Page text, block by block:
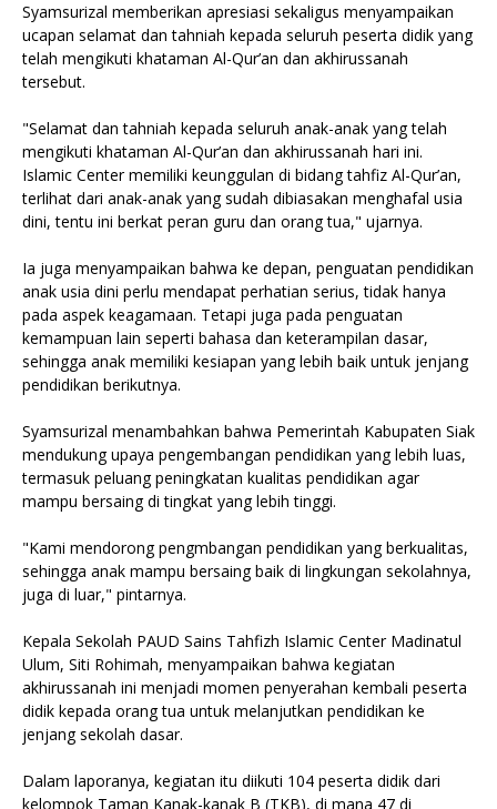
Syamsurizal memberikan apresiasi sekaligus menyampaikan
ucapan selamat dan tahniah kepada seluruh peserta didik yang
telah mengikuti khataman Al-Qur’an dan akhirussanah
tersebut.
"Selamat dan tahniah kepada seluruh anak-anak yang telah
mengikuti khataman Al-Qur’an dan akhirussanah hari ini.
Islamic Center memiliki keunggulan di bidang tahfiz Al-Qur’an,
terlihat dari anak-anak yang sudah dibiasakan menghafal usia
dini, tentu ini berkat peran guru dan orang tua," ujarnya.
Ia juga menyampaikan bahwa ke depan, penguatan pendidikan
anak usia dini perlu mendapat perhatian serius, tidak hanya
pada aspek keagamaan. Tetapi juga pada penguatan
kemampuan lain seperti bahasa dan keterampilan dasar,
sehingga anak memiliki kesiapan yang lebih baik untuk jenjang
pendidikan berikutnya.
Syamsurizal menambahkan bahwa Pemerintah Kabupaten Siak
mendukung upaya pengembangan pendidikan yang lebih luas,
termasuk peluang peningkatan kualitas pendidikan agar
mampu bersaing di tingkat yang lebih tinggi.
"Kami mendorong pengmbangan pendidikan yang berkualitas,
sehingga anak mampu bersaing baik di lingkungan sekolahnya,
juga di luar," pintarnya.
Kepala Sekolah PAUD Sains Tahfizh Islamic Center Madinatul
Ulum, Siti Rohimah, menyampaikan bahwa kegiatan
akhirussanah ini menjadi momen penyerahan kembali peserta
didik kepada orang tua untuk melanjutkan pendidikan ke
jenjang sekolah dasar.
Dalam laporanya, kegiatan itu diikuti 104 peserta didik dari
kelompok Taman Kanak-kanak B (TKB), di mana 47 di